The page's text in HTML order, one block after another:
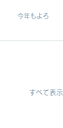
ろ
すべて表示